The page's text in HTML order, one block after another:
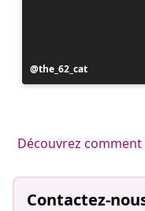
Publication
publiée
the_62_cat
Découvrez
Contactez-